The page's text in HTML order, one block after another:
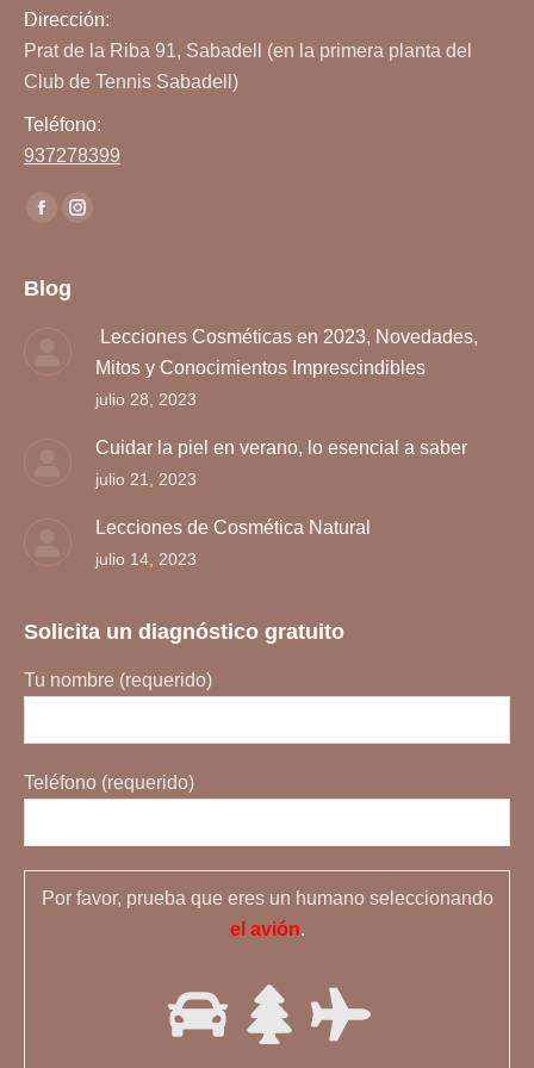
Dirección:
Prat de la Riba 91, Sabadell (en la primera planta del
Club de Tennis Sabadell)
Teléfono:
937278399
Encuéntranos en:
Facebook
opens
window
Instagram
new
window
Blog
Lecciones Cosméticas en 2023, Novedades,
Mitos y Conocimientos Imprescindibles
julio 28, 2023
Cuidar la piel en verano, lo esencial a saber
julio 21, 2023
Lecciones de Cosmética Natural
julio 14, 2023
Solicita un diagnóstico gratuito
Tu nombre (requerido)
Teléfono (requerido)
Por favor, prueba que eres un humano seleccionando
el avión.